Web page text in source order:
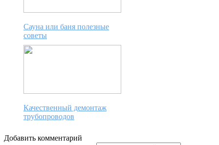
Сауна или баня полезные
советы
Качественный демонтаж
трубопроводов
Добавить комментарий